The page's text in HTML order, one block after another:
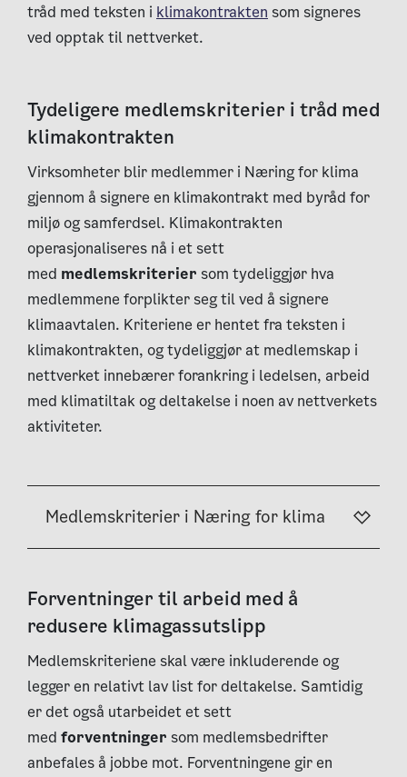
tråd med teksten i klimakontrakten som signeres
ved opptak til nettverket.
Tydeligere medlemskriterier i tråd med
klimakontrakten
Virksomheter blir medlemmer i Næring for klima
gjennom å signere en klimakontrakt med byråd for
miljø og samferdsel. Klimakontrakten
operasjonaliseres nå i et sett
med medlemskriterier som tydeliggjør hva
medlemmene forplikter seg til ved å signere
klimaavtalen. Kriteriene er hentet fra teksten i
klimakontrakten, og tydeliggjør at medlemskap i
nettverket innebærer forankring i ledelsen, arbeid
med klimatiltak og deltakelse i noen av nettverkets
aktiviteter.
Medlemskriterier i Næring for klima
Forventninger til arbeid med å
redusere klimagassutslipp
Medlemskriteriene skal være inkluderende og
legger en relativt lav list for deltakelse. Samtidig
er det også utarbeidet et sett
med forventninger som medlemsbedrifter
anbefales å jobbe mot. Forventningene gir en